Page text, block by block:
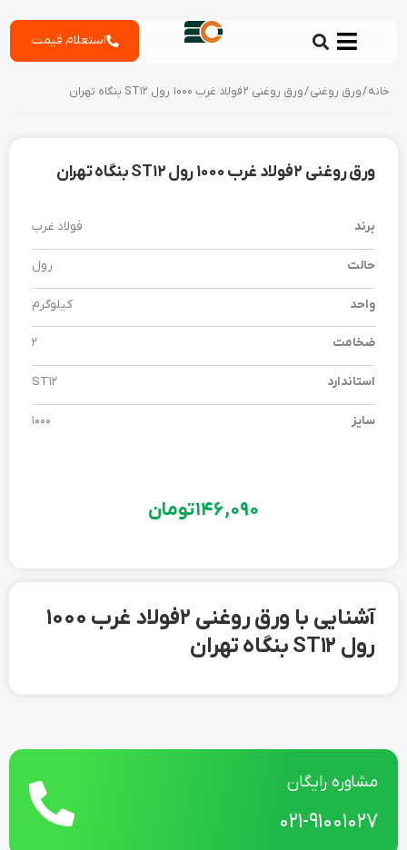
استعلام قیمت
مشاوره رایگان
021-91001027
خانه/ورق روغنی/ ورق روغنی 2 فولاد غرب 1000 رول ST12 بنگاه تهران
ورق روغنی 2 فولاد غرب 1000 رول ST12 بنگاه تهران
برند فولاد غرب
حالت رول
واحد کیلوگرم
ضخامت 2
استاندارد ST12
سایز 1000
146,090تومان
آشنایی با ورق روغنی 2 فولاد غرب 1000
رول ST12 بنگاه تهران